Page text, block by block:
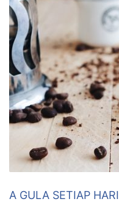
A GULA SETIAP HARI